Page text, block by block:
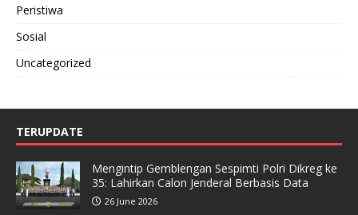
Peristiwa
Sosial
Uncategorized
TERUPDATE
Mengintip Gemblengan Sespimti Polri Dikreg ke
35: Lahirkan Calon Jenderal Berbasis Data
26 June 2026